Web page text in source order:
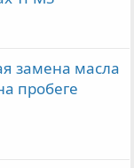
замена масла
пробеге